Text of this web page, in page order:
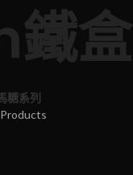
盒
糖系列